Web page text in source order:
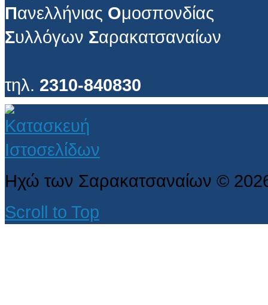
Πανελλήνιας Ομοσπονδίας
Συλλόγων Σαρακατσαναίων
τηλ. 2310-840830
Ηχώ των Σαρακατσαναίων ©
Scroll to Top